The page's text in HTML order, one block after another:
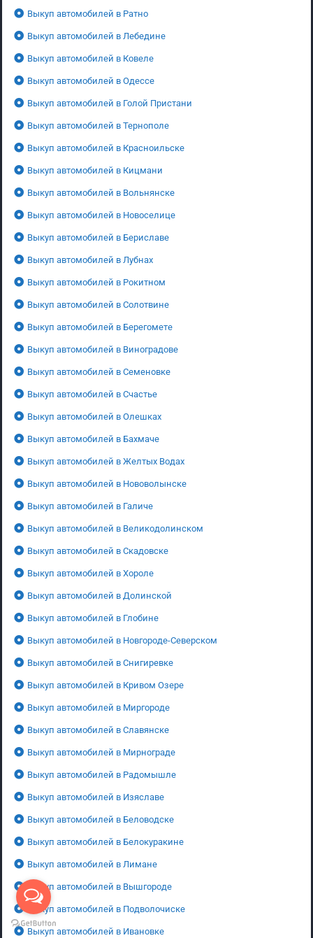
Выкуп автомобилей в Ратно
Выкуп автомобилей в Лебедине
Выкуп автомобилей в Ковеле
Выкуп автомобилей в Одессе
Выкуп автомобилей в Голой Пристани
Выкуп автомобилей в Тернополе
Выкуп автомобилей в Красноильске
Выкуп автомобилей в Кицмани
Выкуп автомобилей в Вольнянске
Выкуп автомобилей в Новоселице
Выкуп автомобилей в Бериславе
Выкуп автомобилей в Лубнах
Выкуп автомобилей в Рокитном
Выкуп автомобилей в Солотвине
Выкуп автомобилей в Берегомете
Выкуп автомобилей в Виноградове
Выкуп автомобилей в Семеновке
Выкуп автомобилей в Счастье
Выкуп автомобилей в Олешках
Выкуп автомобилей в Бахмаче
Выкуп автомобилей в Желтых Водах
Выкуп автомобилей в Нововолынске
Выкуп автомобилей в Галиче
Выкуп автомобилей в Великодолинском
Выкуп автомобилей в Скадовске
Выкуп автомобилей в Хороле
Выкуп автомобилей в Долинской
Выкуп автомобилей в Глобине
Выкуп автомобилей в Новгороде-Северском
Выкуп автомобилей в Снигиревке
Выкуп автомобилей в Кривом Озере
Выкуп автомобилей в Миргороде
Выкуп автомобилей в Славянске
Выкуп автомобилей в Мирнограде
Выкуп автомобилей в Радомышле
Выкуп автомобилей в Изяславе
Выкуп автомобилей в Беловодске
Выкуп автомобилей в Белокуракине
Выкуп автомобилей в Лимане
Выкуп автомобилей в Вышгороде
Выкуп автомобилей в Подволочиске
Выкуп автомобилей в Ивановке